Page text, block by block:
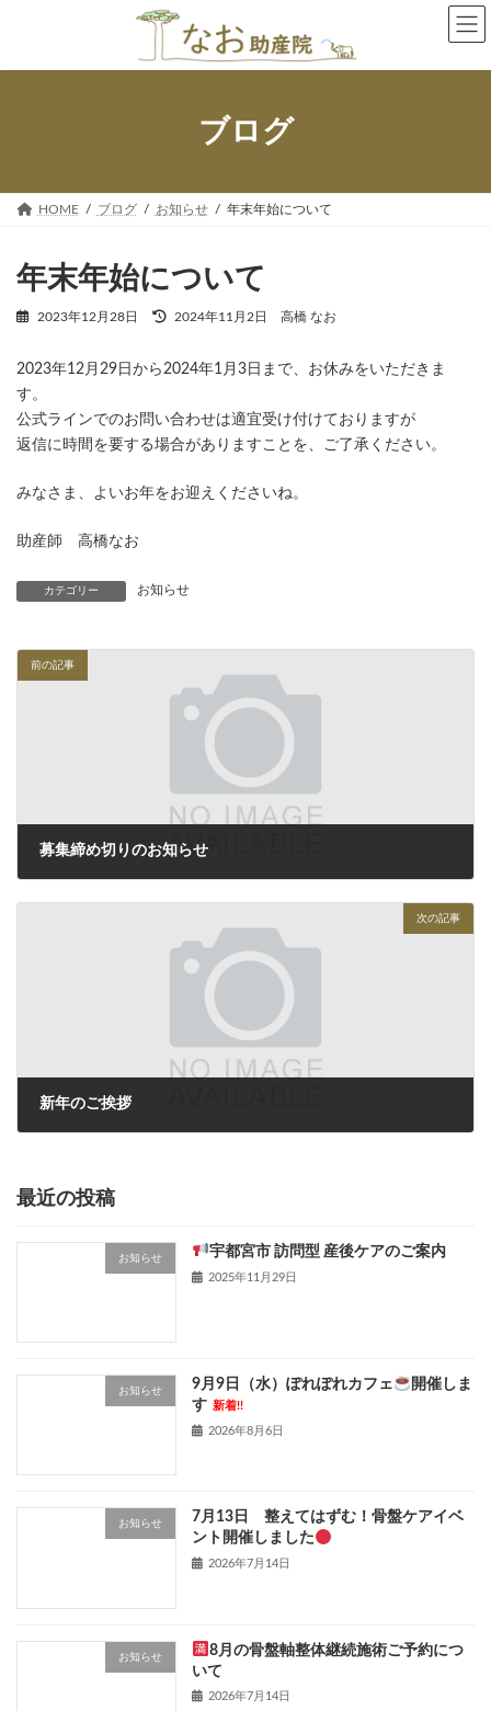
ン
ー
ブログ
HOME ブログ お知らせ 年末年始について
年末年始について
2023年12月28日
最
新
時
:
2024年11月2日 高橋 なお
2023年12月29日から2024年1月3日まで、お休みをいただきま
す。
公式ラインでのお問い合わせは適宜受け付けておりますが
返信に時間を要する場合がありますことを、ご了承ください。
みなさま、よいお年をお迎えくださいね。
助産師 高橋なお
カテゴリー お知らせ
前の記事
募集締め切りのお知らせ
次の記事
新年のご挨拶
最近の投稿
お知らせ 宇都宮市 訪問型 産後ケアのご案内
2025年11月29日
お知らせ 9月9日（水）ぽれぽれカフェ
開催しま
す 新着!!
2026年8月6日
お知らせ
7月13日 整えてはずむ！骨盤ケアイベ
ント開催しました
2026年7月14日
お知らせ
8月の骨盤軸整体継続施術ご予約につ
いて
2026年7月14日